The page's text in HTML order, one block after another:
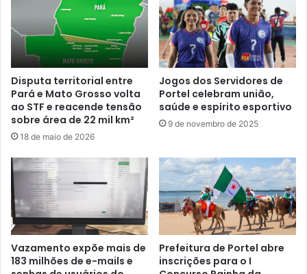
e
v
e
n
s
E
c
r
i
o
r
e
s
e
u
b
o
m
o
i
i
z
a
m
p
o
Disputa territorial entre
Pará e Mato Grosso volta
ao STF e reacende tensão
sobre área de 22 mil km²
18 de maio de 2026
Jogos dos Servidores de
Portel celebram união,
saúde e espírito esportivo
9 de novembro de 2025
Vazamento expõe mais de
183 milhões de e-mails e
Prefeitura de Portel abre
inscrições para o I